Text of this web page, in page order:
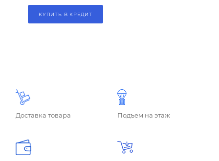
КУПИТЬ В КРЕДИТ
Доставка товара Подъем на этаж